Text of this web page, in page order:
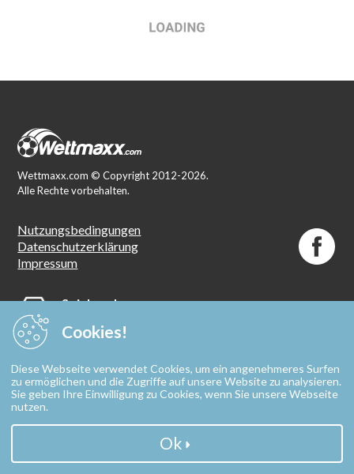
Wettmaxx.com © Copyright 2012-2026.
Alle Rechte vorbehalten.
Nutzungsbedingungen
Datenschutzerklärung
Impressum
Spielen ab
Jahren. Glücksspiel kann süchtig machen. Mehr Infos
unter:www.spielen-mit-verantwortung.deoder unter
kostenloser
Hotline 0800 137 27 00
Cookies!
Diese Webseite verwendet Cookies, um ein angenehmeres Surfen
zu ermöglichen und die Zugriffe auf unsere Website zu analysieren.
Sie geben Ihre Einwilligung zu Cookies, wenn Sie unsere Webseite
nutzen.
Ok